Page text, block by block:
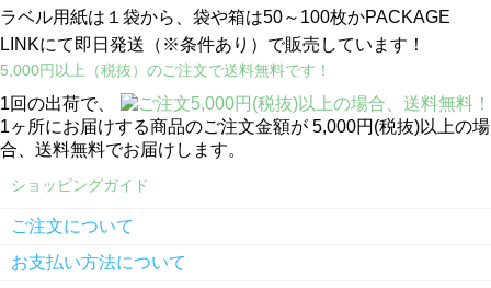
ラベル用紙は１袋から、袋や箱は50～100枚かPACKAGE
LINKにて即日発送 （※条件あり） で販売しています！
5,000円以上（税抜）のご注文で送料無料です！
1回の出荷で、
1ヶ所にお届けする商品のご注文金額が 5,000円(税抜)以上の場
合、送料無料でお届けします。
ショッピングガイド
ご注文について
お支払い方法について